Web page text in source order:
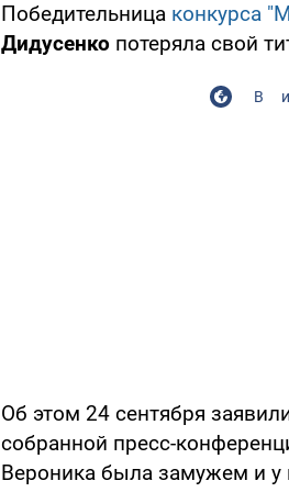
Победительница конкурса
Дидусенко потеряла свой
Об этом 24 сентября
собранной пресс-
Вероника была замужем и у